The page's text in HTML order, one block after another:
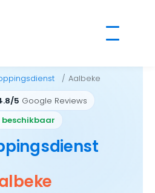
Aalbeke
5 Google Reviews
beschikbaar